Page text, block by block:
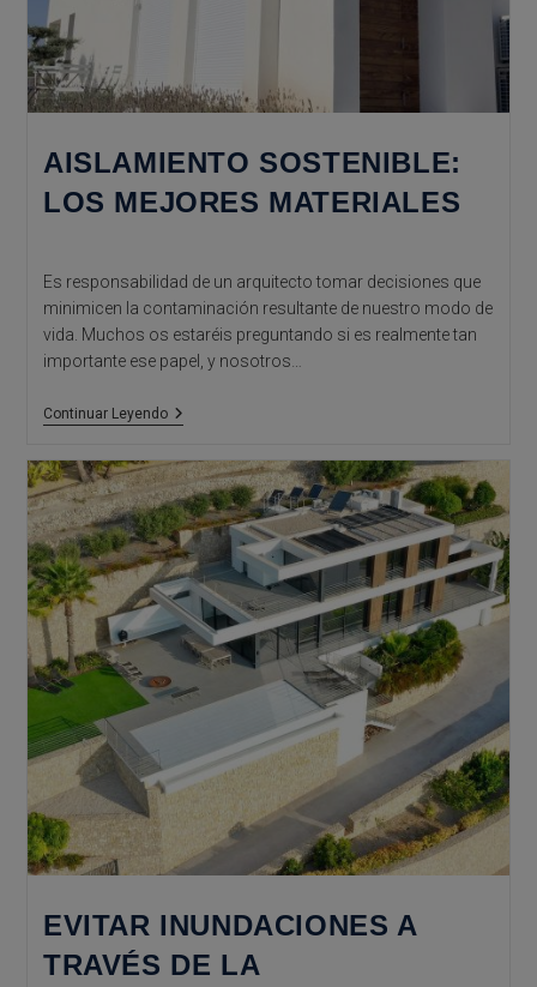
AISLAMIENTO SOSTENIBLE:
LOS MEJORES MATERIALES
Es responsabilidad de un arquitecto tomar decisiones que
minimicen la contaminación resultante de nuestro modo de
vida. Muchos os estaréis preguntando si es realmente tan
importante ese papel, y nosotros…
Continuar LeyendoAislamiento
Mejores
Materiales
EVITAR INUNDACIONES A
TRAVÉS DE LA